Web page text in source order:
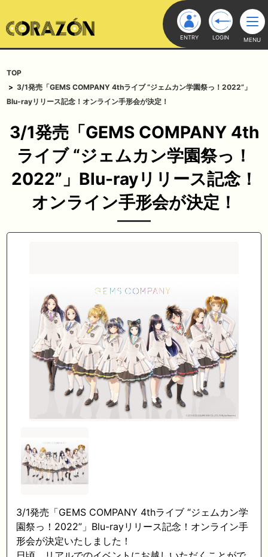
ENTRY LOGIN MENU
TOP
3/1発売「GEMS COMPANY 4thライブ “ジェムカン学園祭っ！2022”」
Blu-rayリリース記念！オンライン手形会が決定！
3/1発売「GEMS COMPANY 4th
ライブ “ジェムカン学園祭っ！
2022”」Blu-rayリリース記念！
オンライン手形会が決定！
3/1発売「GEMS COMPANY 4thライブ “ジェムカン学
園祭っ！2022”」Blu-rayリリース記念！オンライン手
形会が決定いたしました！